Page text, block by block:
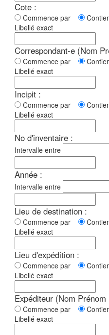
Cote :
Commence par
Libellé exact
Correspondant-e (Nom
Commence par
Libellé exact
Incipit :
Commence par
Libellé exact
No d'inventaire :
Intervalle entre
Année :
Intervalle entre
Lieu de destination :
Commence par
Libellé exact
Lieu d'expédition :
Commence par
Libellé exact
Expéditeur (Nom Prénom
Commence par
Libellé exact